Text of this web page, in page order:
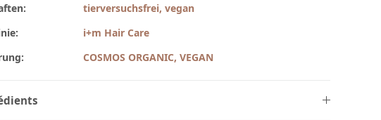
tierversuchsfrei, vegan
i+m Hair Care
COSMOS ORGANIC, VEGAN